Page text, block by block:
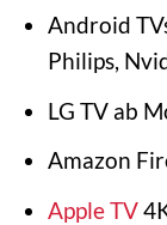
Android
Philips,
LG TV ab
Amazon
Apple TV